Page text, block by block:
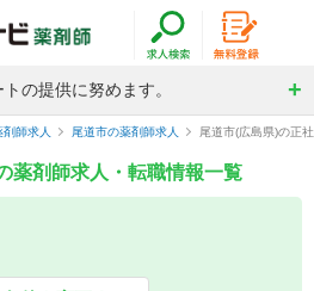
の提供に努めます。
師求人 尾道市の薬剤師求人 尾道市(広島県)の正
薬剤師求人・転職情報一覧